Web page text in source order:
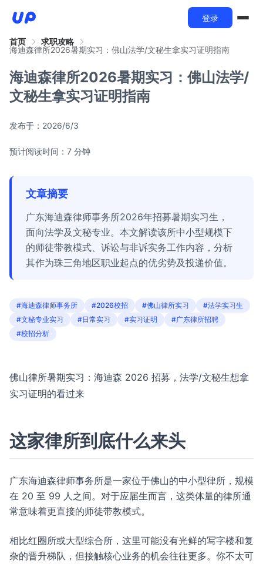
登录
首页
求职攻略
海迪森律所2026暑期实习：佛山法学/文秘生拿实习证明指南
海迪森律所2026暑期实习：佛山法学/
文秘生拿实习证明指南
发布于： 2026/6/3
预计阅读时间：7 分钟
文章摘要
广东海迪森律师事务所2026年招募暑期实习生，
面向法学及文秘专业。本文解读该所中小型规模下
的师徒带教模式、诉讼与非诉实务工作内容，分析
其作为珠三角地区职业起点的优劣势及投递价值。
#海迪森律师事务所 #2026校招 #佛山律所实习
#法学实习生
#文秘专业实习
#日常实习 #实习证明
#广东律所招聘
#校招分析
佛山律所暑期实习：海迪森 2026 招募，法学/文秘生想拿
实习证明的看过来
这家律所到底什么来头
广东海迪森律师事务所是一家位于佛山的中小型律所，规模
在 20 至 99 人之间。对于应届生而言，这类体量的律所通
常意味着更直接的师徒带教模式。
相比红圈所或大型综合所，这里可能没有光鲜的写字楼和复
杂的晋升梯队，但接触核心业务的机会往往更多。你不太可